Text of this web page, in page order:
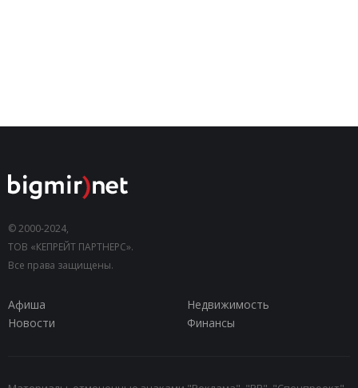
© 2000-2024,
ТОВ «КЕПРЕЙТ ПАРТНЕРС».
Все права защищены.
Афиша
Недвижимость
Новости
Финансы